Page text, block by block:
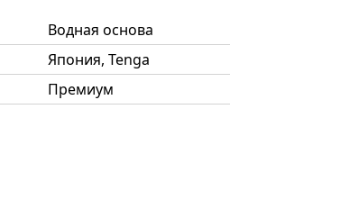
Водная основа
Япония, Tenga
Премиум